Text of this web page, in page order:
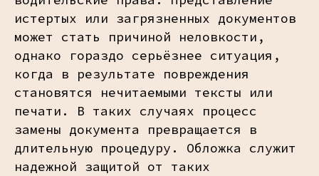
истертых или загрязненных документов
может стать причиной неловкости,
однако гораздо серьёзнее ситуация,
когда в результате повреждения
становятся нечитаемыми тексты или
печати. В таких случаях процесс
замены документа превращается в
длительную процедуру. Обложка служит
надежной защитой от таких